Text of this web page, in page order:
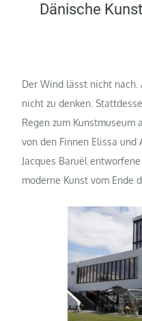
Dänische
Der Wind lässt nicht
nicht zu denken.
Regen zum Kunstmuseum
von den Finnen Elissa und
Jacques Baruël
moderne Kunst vom Ende